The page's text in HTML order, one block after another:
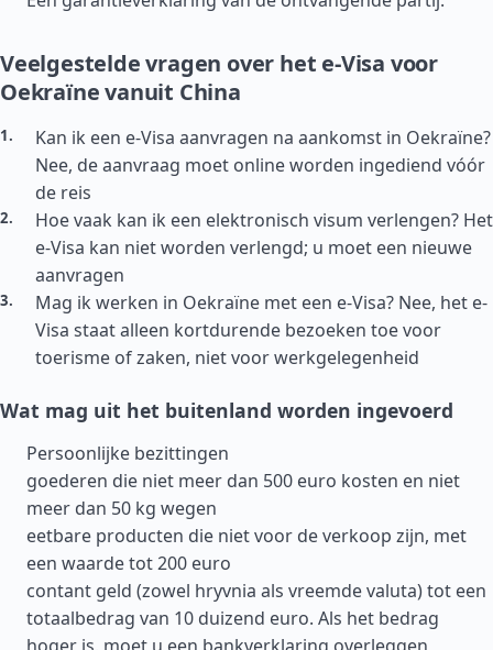
Veelgestelde vragen over het e-Visa voor
Oekraïne vanuit China
Kan ik een e-Visa aanvragen na aankomst in Oekraïne?
Nee, de aanvraag moet online worden ingediend vóór
de reis
Hoe vaak kan ik een elektronisch visum verlengen? Het
e-Visa kan niet worden verlengd; u moet een nieuwe
aanvragen
Mag ik werken in Oekraïne met een e-Visa? Nee, het e-
Visa staat alleen kortdurende bezoeken toe voor
toerisme of zaken, niet voor werkgelegenheid
Wat mag uit het buitenland worden ingevoerd
Persoonlijke bezittingen
goederen die niet meer dan 500 euro kosten en niet
meer dan 50 kg wegen
eetbare producten die niet voor de verkoop zijn, met
een waarde tot 200 euro
contant geld (zowel hryvnia als vreemde valuta) tot een
totaalbedrag van 10 duizend euro. Als het bedrag